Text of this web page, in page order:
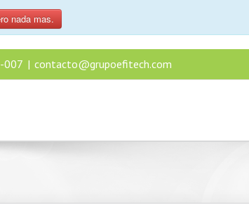
nada mas.
007 | contacto@grupoefitech.com